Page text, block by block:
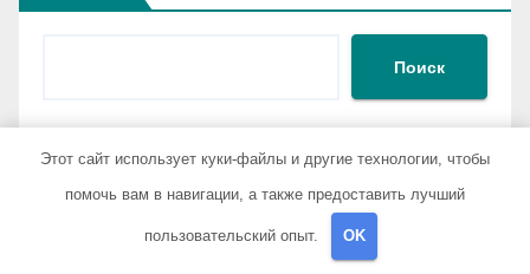
Поиск
Современные анонимные методы
Этот сайт использует куки-файлы и другие технологии, чтобы
помочь вам в навигации, а также предоставить лучший
пользовательский опыт. OK